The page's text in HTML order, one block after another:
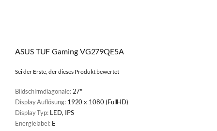
ASUS TUF Gaming VG279QE5A
Sei der Erste, der dieses Produkt bewertet
Bildschirmdiagonale: 27"
Display Auflösung: 1920 x 1080 (FullHD)
Display Typ: LED, IPS
Energielabel: E